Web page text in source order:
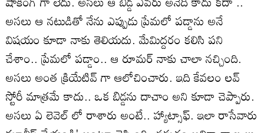
అసలు ఆ నటుడితో నేను ఎప్పుడు ప్రేమలో పడ్డాను అనే
విషయం కూడా నాకు తెలియదు. మేమిద్దరం కలిసి పని
చేశాం.. ప్రేమలో పడ్డాం.. ఆ రూమర్ నాకు చాలా నచ్చింది.
అసలు అంత క్రియేటివ్ గా ఆలోచించారు. ఇది కేవలం లవ్
స్టోరీ మాత్రమే కాదు.. ఒక బిడ్డను దాచాం అని కూడా చెప్పారు.
అసలు ఏ లెవెల్ లో రాశారు అంటే.. హ్యాట్సాఫ్. ఇలా రాసేవారు